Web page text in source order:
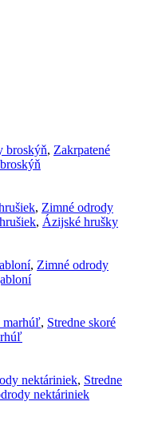
broskýň, Zakrpatené
, Zimné odrody
, Ázijské hrušky
, Zimné odrody
marhúľ, Stredne skoré
nektáriniek, Stredne
nektáriniek